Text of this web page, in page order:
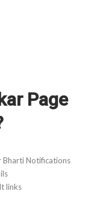
Page
Bharti Notifications
links